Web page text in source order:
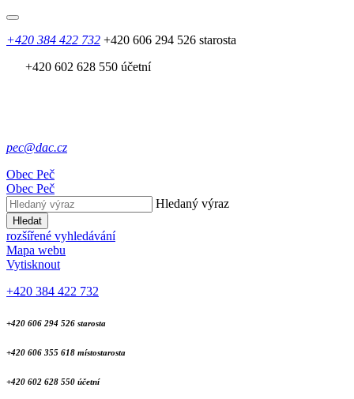
+420 384 422 732 +420 606 294 526 starosta
+420 602 628 550 účetní
pec@dac.cz
Obec Peč
Obec Peč
Hledaný výraz
Hledat
rozšířené vyhledávání
Mapa webu
Vytisknout
+420 384 422 732
+420 606 294 526 starosta
+420 606 355 618 místostarosta
+420 602 628 550 účetní